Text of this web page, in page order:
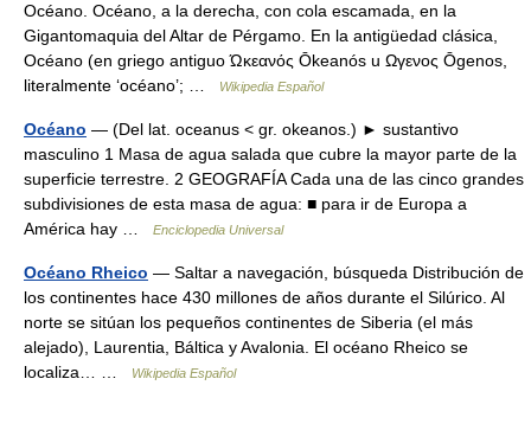
Océano. Océano, a la derecha, con cola escamada, en la
Gigantomaquia del Altar de Pérgamo. En la antigüedad clásica,
Océano (en griego antiguo Ώκεανός Ōkeanós u Ωγενος Ōgenos,
literalmente ‘océano’; …
Wikipedia Español
Océano — (Del lat. oceanus < gr. okeanos.) ► sustantivo
masculino 1 Masa de agua salada que cubre la mayor parte de la
superficie terrestre. 2 GEOGRAFÍA Cada una de las cinco grandes
subdivisiones de esta masa de agua: ■ para ir de Europa a
América hay …
Enciclopedia Universal
Océano Rheico — Saltar a navegación, búsqueda Distribución de
los continentes hace 430 millones de años durante el Silúrico. Al
norte se sitúan los pequeños continentes de Siberia (el más
alejado), Laurentia, Báltica y Avalonia. El océano Rheico se
localiza… …
Wikipedia Español